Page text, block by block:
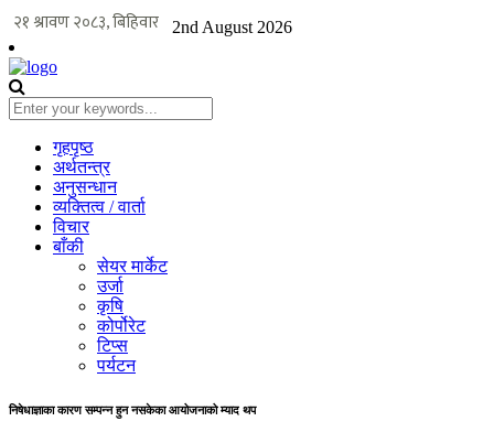
2nd August 2026
गृहपृष्ठ
अर्थतन्त्र
अनुसन्धान
व्यक्तित्व / वार्ता
विचार
बाँकी
सेयर मार्केट
उर्जा
कृषि
कोर्पोरेट
टिप्स
पर्यटन
निषेधाज्ञाका कारण सम्पन्न हुन नसकेका आयोजनाको म्याद थप